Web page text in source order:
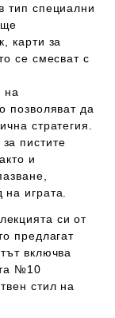
тип специални
карти за
се смесват с
на
позволяват да
стратегия.
пистите
и
играта.
си от
предлагат
включва
№10
стил на